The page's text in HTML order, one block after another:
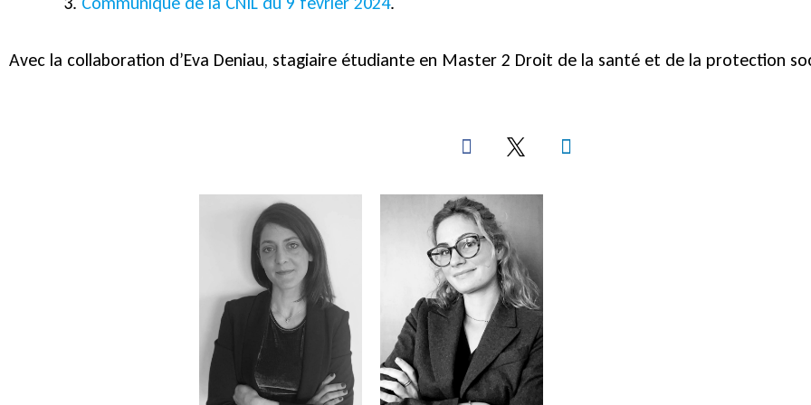
Avec la collaboration d’Eva Deniau, stagiaire étudiante en Master 2 Droit de la santé et de la protection